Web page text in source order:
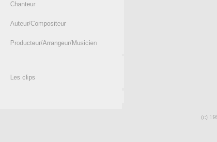
Chanteur
Auteur/Compositeur
Producteur/Arrangeur/Musicien
Les clips
(c)